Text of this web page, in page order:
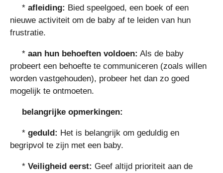
* afleiding: Bied speelgoed, een boek of een
nieuwe activiteit om de baby af te leiden van hun
frustratie.
* aan hun behoeften voldoen: Als de baby
probeert een behoefte te communiceren (zoals willen
worden vastgehouden), probeer het dan zo goed
mogelijk te ontmoeten.
belangrijke opmerkingen:
* geduld: Het is belangrijk om geduldig en
begripvol te zijn met een baby.
* Veiligheid eerst: Geef altijd prioriteit aan de